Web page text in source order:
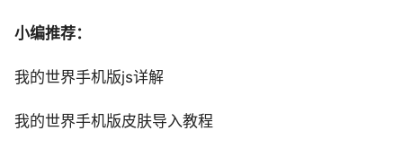
小编推荐：
我的世界手机版js详解
我的世界手机版皮肤导入教程